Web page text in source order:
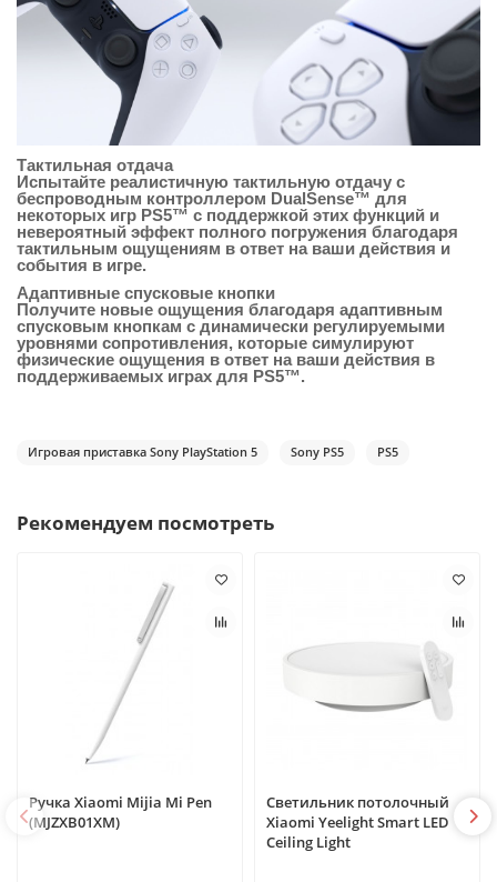
Тактильная отдача
Испытайте реалистичную тактильную отдачу с
беспроводным контроллером DualSense™ для
некоторых игр PS5™ с поддержкой этих функций и
невероятный эффект полного погружения благодаря
тактильным ощущениям в ответ на ваши действия и
события в игре.
Адаптивные спусковые кнопки
Получите новые ощущения благодаря адаптивным
спусковым кнопкам с динамически регулируемыми
уровнями сопротивления, которые симулируют
физические ощущения в ответ на ваши действия в
поддерживаемых играх для PS5™.
Игровая приставка Sony PlayStation 5 Sony PS5 PS5
Рекомендуем посмотреть
Ручка Xiaomi Mijia Mi Pen
(MJZXB01XM)
Светильник потолочный
Xiaomi Yeelight Smart LED
Ceiling Light